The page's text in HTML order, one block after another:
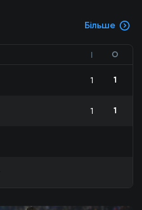
Більше
І О
1 1
1 1